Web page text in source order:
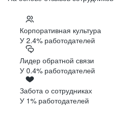
Корпоративная культура
У 2.4% работодателей
Лидер обратной связи
У 0.4% работодателей
Забота о сотрудниках
У 1% работодателей